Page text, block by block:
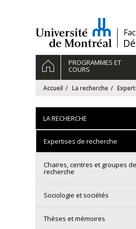
/
Navigation
principale
ACCUEILPROGRAMMES ET
COURS
Accueil La recherche
LA RECHERCHE
Expertises de recherche
Chaires, centres et groupes de
recherche
Sociologie et sociétés
Thèses et mémoires